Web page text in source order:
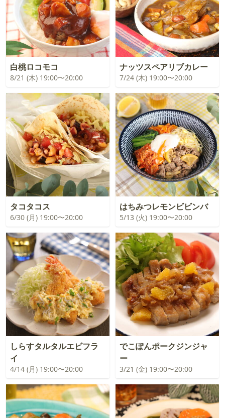
白桃ロコモコ
8/21 (木) 19:00〜20:00
ナッツスペアリブカレー
7/24 (木) 19:00〜20:00
タコタコス
6/30 (月) 19:00〜20:00
はちみつレモンビビンバ
5/13 (火) 19:00〜20:00
しらすタルタルエビフラ
イ
4/14 (月) 19:00〜20:00
でこぽんポークジンジャ
ー
3/21 (金) 19:00〜20:00